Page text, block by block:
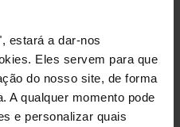
estará a dar-nos
Eles servem para que
do nosso site, de forma
A qualquer momento pode
e personalizar quais
uma iluminação
tenham a melhor
por 19,9€ e o de 14” por